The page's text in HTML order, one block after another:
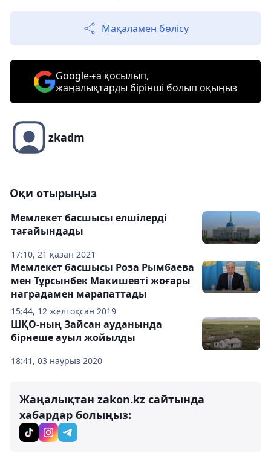
Мақаламен бөлісу
Google-ға қосылып,
жаңалықтарды бірінші болып оқыңыз
zkadm
Оқи отырыңыз
17:10, 21 қазан 2021
Мемлекет басшысы елшілерді
тағайындады
15:44, 12 желтоқсан 2019
Мемлекет басшысы Роза Рымбаева
мен Тұрсынбек Макишевті жоғары
наградамен марапаттады
18:41, 03 наурыз 2020
ШҚО-ның Зайсан ауданында
бірнеше ауыл жойылды
Жаңалықтан zakon.kz сайтында
хабардар болыңыз: